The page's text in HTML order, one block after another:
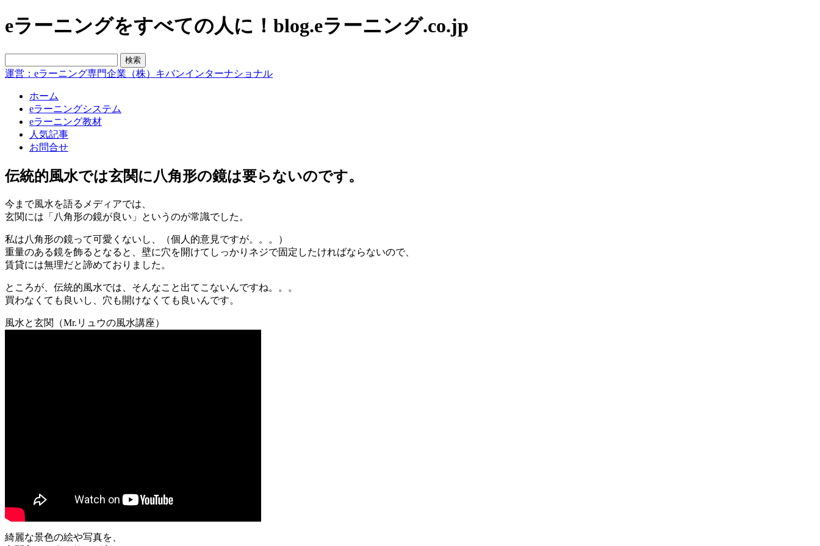
eラーニングをすべての人に！blog.eラーニング.co.jp
運営：eラーニング専門企業（株）キバンインターナショナル
ホーム
eラーニングシステム
eラーニング教材
人気記事
お問合せ
伝統的風水では玄関に八角形の鏡は要らないのです。
今まで風水を語るメディアでは、
玄関には「八角形の鏡が良い」というのが常識でした。
私は八角形の鏡って可愛くないし、（個人的意見ですが。。。）
重量のある鏡を飾るとなると、壁に穴を開けてしっかりネジで固定したければならないので、
賃貸には無理だと諦めておりました。
ところが、伝統的風水では、そんなこと出てこないんですね。。。
買わなくても良いし、穴も開けなくても良いんです。
風水と玄関（Mr.リュウの風水講座）
綺麗な景色の絵や写真を、